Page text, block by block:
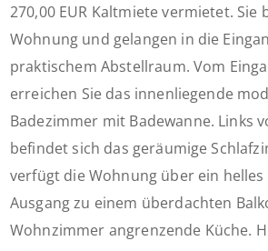
270,00 EUR Kaltmiete vermietet. Sie
Wohnung und gelangen in die
praktischem Abstellraum. Vom
erreichen Sie das innenliegende
Badezimmer mit Badewanne. Links
befindet sich das geräumige
verfügt die Wohnung über ein
Ausgang zu einem überdachten
Wohnzimmer angrenzende Küche.